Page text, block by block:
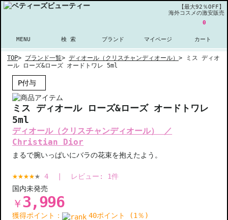
【最大92％OFF】
海外コスメの激安販売
MENU 検 索 ブランド マイページ
0
カート
TOP> ブランド一覧> ディオール（クリスチャンディオール） >
ミス ディオ
ール ローズ&ローズ オードトワレ 5ml
P付与
ミス ディオール ローズ&ローズ オードトワレ
5ml
ディオール（クリスチャンディオール） ／
Christian Dior
まるで腕いっぱいにバラの花束を抱えたよう。
4 レビュー: 1件
国内未発売
￥ 3,996
獲得ポイント： 40ポイント (1％)